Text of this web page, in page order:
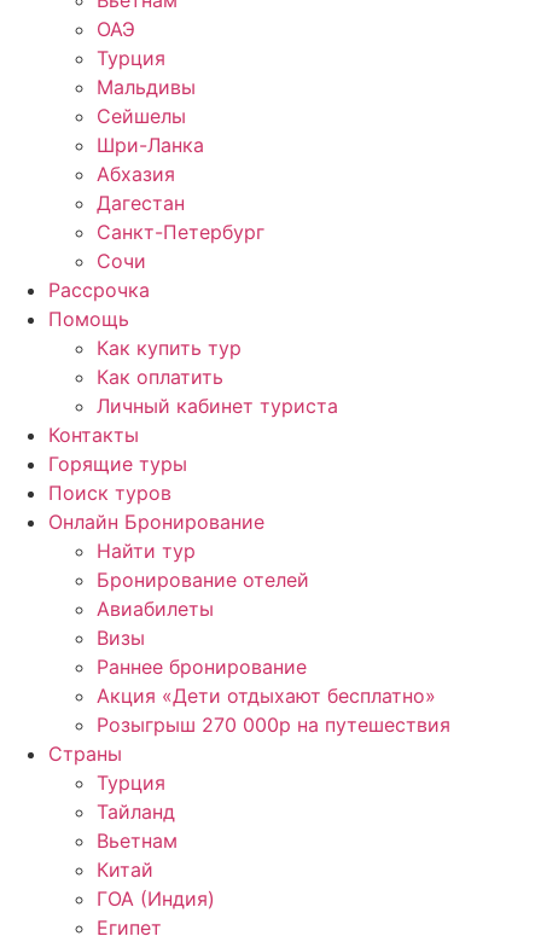
ОАЭ
Турция
Мальдивы
Сейшелы
Шри-Ланка
Абхазия
Дагестан
Санкт-Петербург
Сочи
Рассрочка
Помощь
Как купить тур
Как оплатить
Личный кабинет туриста
Контакты
Горящие туры
Поиск туров
Онлайн Бронирование
Найти тур
Бронирование отелей
Авиабилеты
Визы
Раннее бронирование
Акция «Дети отдыхают бесплатно»
Розыгрыш 270 000р на путешествия
Страны
Турция
Тайланд
Вьетнам
Китай
ГОА (Индия)
Египет